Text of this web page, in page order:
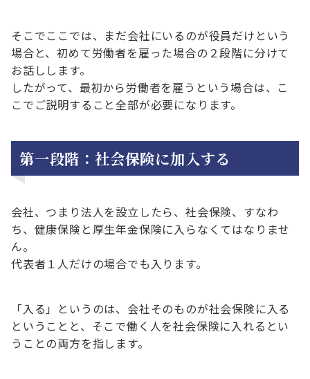
そこでここでは、まだ会社にいるのが役員だけという
場合と、初めて労働者を雇った場合の２段階に分けて
お話しします。
したがって、最初から労働者を雇うという場合は、こ
こでご説明すること全部が必要になります。
第一段階：社会保険に加入する
会社、つまり法人を設立したら、社会保険、すなわ
ち、健康保険と厚生年金保険に入らなくてはなりませ
ん。
代表者１人だけの場合でも入ります。
「入る」というのは、会社そのものが社会保険に入る
ということと、そこで働く人を社会保険に入れるとい
うことの両方を指します。